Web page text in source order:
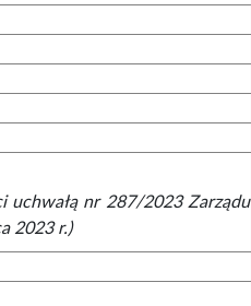
uchwałą nr 287/2023 Zarządu
2023 r.)